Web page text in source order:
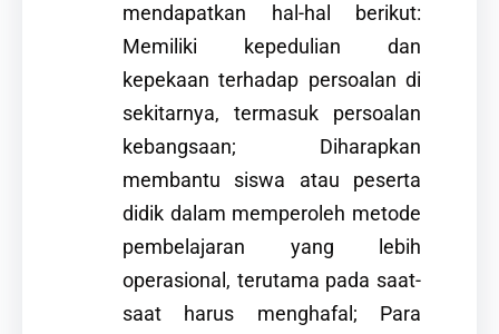
mendapatkan hal-hal berikut:
Memiliki kepedulian dan
kepekaan terhadap persoalan di
sekitarnya, termasuk persoalan
kebangsaan; Diharapkan
membantu siswa atau peserta
didik dalam memperoleh metode
pembelajaran yang lebih
operasional, terutama pada saat-
saat harus menghafal; Para